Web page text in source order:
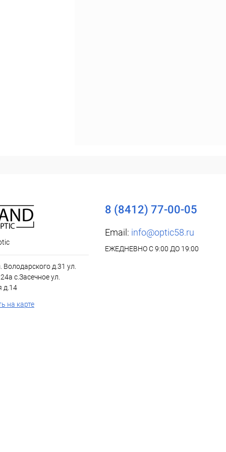
Володарского д.31 ул.
с.Засечное ул.
д.14
на карте
8 (8412) 77-00-05
Email: info@optic58.ru
ЕЖЕДНЕВНО С 9:00 ДО 19:00